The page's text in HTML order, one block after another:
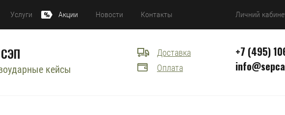
Услуги Акции Новости Контакты Личний
кейсы
Доставка
Оплата
+7 (495)